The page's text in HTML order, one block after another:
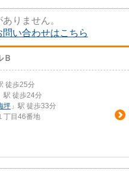
りません。
い合わせはこちら
徒歩25分
駅 徒歩24分
坪 」駅 徒歩33分
丁目46番地